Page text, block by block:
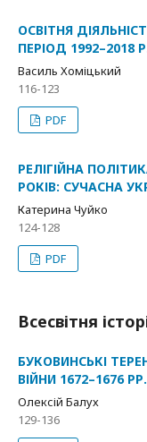
ОСВІТНЯ
ПЕРІОД 1992–2018
Василь Хоміцький
116-123
PDF
РЕЛІГІЙНА
РОКІВ: СУЧАСНА
Катерина Чуйко
124-128
PDF
Всесвітня
БУКОВИНСЬКІ
ВІЙНИ 1672–1676 РР.
Олексій Балух
129-136